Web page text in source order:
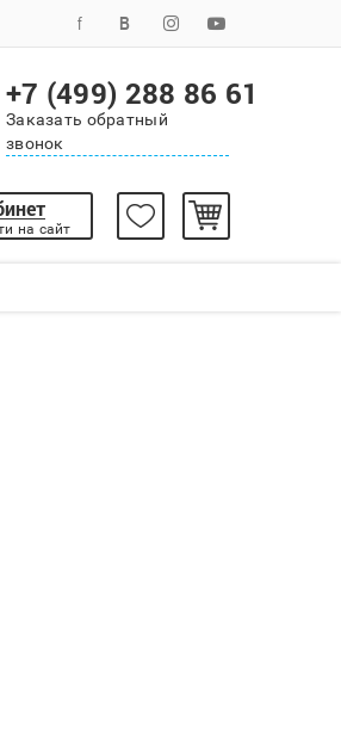
+7 (499) 288 86 61
Заказать обратный
звонок
на сайт